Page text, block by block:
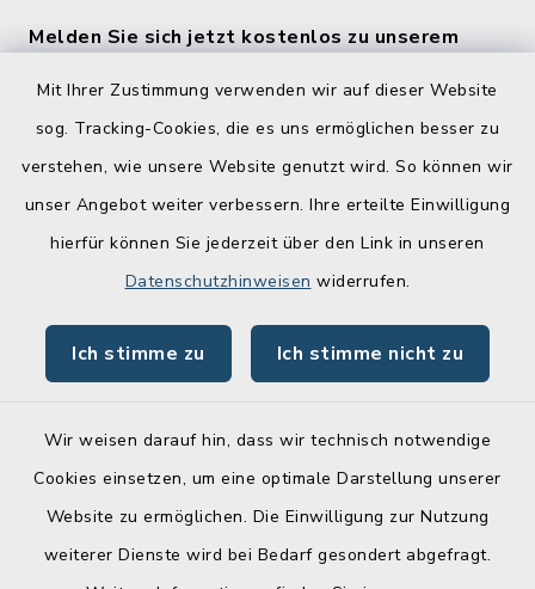
Mit Ihrer Zustimmung verwenden wir auf dieser Website
sog. Tracking-Cookies, die es uns ermöglichen besser zu
verstehen, wie unsere Website genutzt wird. So können wir
unser Angebot weiter verbessern. Ihre erteilte Einwilligung
hierfür können Sie jederzeit über den Link in unseren
Datenschutzhinweisen widerrufen.
Ich stimme zu Ich stimme nicht zu
Wir weisen darauf hin, dass wir technisch notwendige
Cookies einsetzen, um eine optimale Darstellung unserer
Website zu ermöglichen. Die Einwilligung zur Nutzung
weiterer Dienste wird bei Bedarf gesondert abgefragt.
Melden Sie sich jetzt kostenlos zu unserem
Quicklinks
Lebenslagen
Online-Service